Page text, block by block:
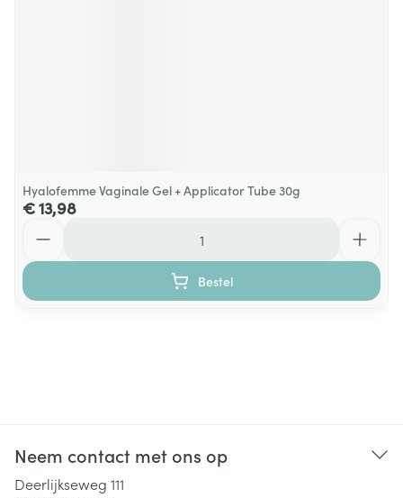
Hyalofemme Vaginale Gel + Applicator Tube 30g
€ 13,98
Bestel
Neem contact met ons op
Deerlijkseweg 111